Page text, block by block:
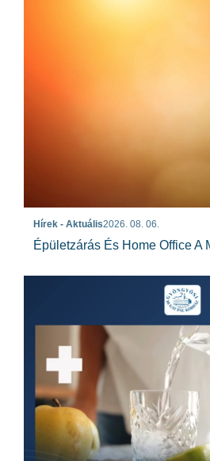
Hírek - Aktuális2026. 08. 06.
Épületzárás És Home Office A